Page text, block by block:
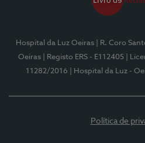
Hospital da Luz Oeiras
| R. Coro
Oeiras
| Registo ERS - E112405
|
11282/2016
| Hospital da Luz -
Política de